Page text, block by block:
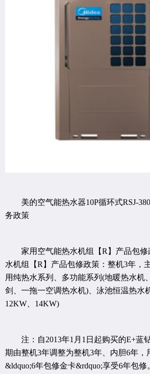
美的空气能热水器10P循环式RSJ-
务政策
家用空气能热水机组【R】产品包修
水机组【R】产品包修政策：整机3年，
用纯热水系列、多功能系列(地暖热水机
剑、一拖一空调热水机)、泳池恒温热水
12KW、14KW)
注：自2013年1月1日起购买的E+蓝
期由整机3年调整为整机3年、内胆6年，
&ldquo;6年包修金卡&rdquo;享受6年包